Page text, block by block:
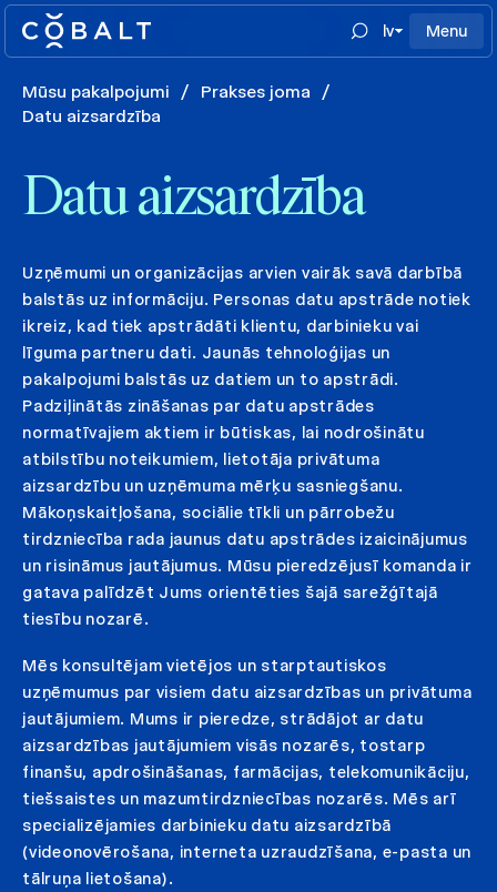
lv Menu
Mūsu pakalpojumi / Prakses joma
/
Datu aizsardzība
Datu aizsardzība
Uzņēmumi un organizācijas arvien vairāk savā darbībā
balstās uz informāciju. Personas datu apstrāde notiek
ikreiz, kad tiek apstrādāti klientu, darbinieku vai
līguma partneru dati. Jaunās tehnoloģijas un
pakalpojumi balstās uz datiem un to apstrādi.
Padziļinātās zināšanas par datu apstrādes
normatīvajiem aktiem ir būtiskas, lai nodrošinātu
atbilstību noteikumiem, lietotāja privātuma
aizsardzību un uzņēmuma mērķu sasniegšanu.
Mākoņskaitļošana, sociālie tīkli un pārrobežu
tirdzniecība rada jaunus datu apstrādes izaicinājumus
un risināmus jautājumus. Mūsu pieredzējusī komanda ir
gatava palīdzēt Jums orientēties šajā sarežģītajā
tiesību nozarē.
Mēs konsultējam vietējos un starptautiskos
uzņēmumus par visiem datu aizsardzības un privātuma
jautājumiem. Mums ir pieredze, strādājot ar datu
aizsardzības jautājumiem visās nozarēs, tostarp
finanšu, apdrošināšanas, farmācijas, telekomunikāciju,
tiešsaistes un mazumtirdzniecības nozarēs. Mēs arī
specializējamies darbinieku datu aizsardzībā
(videonovērošana, interneta uzraudzīšana, e-pasta un
tālruņa lietošana).